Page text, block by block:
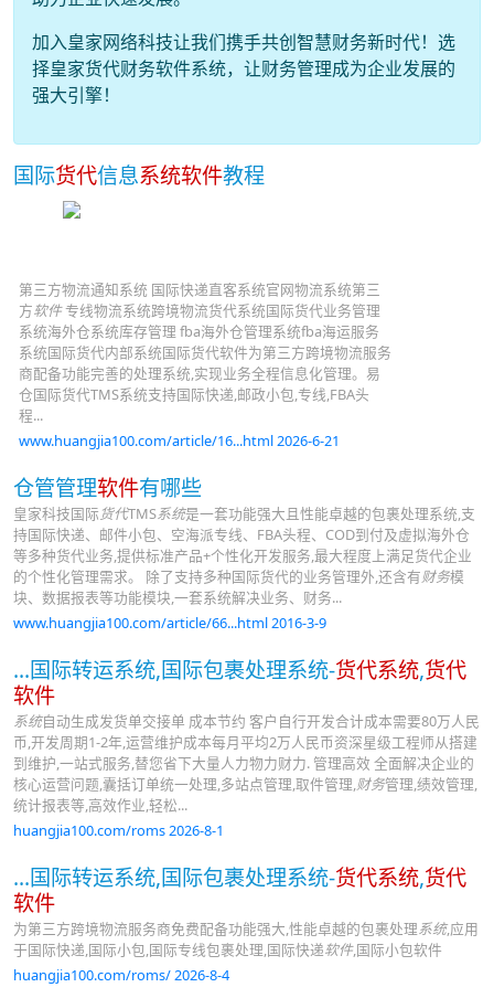
加入皇家网络科技让我们携手共创智慧财务新时代！选
择皇家货代财务软件系统，让财务管理成为企业发展的
强大引擎！
国际货代信息系统软件教程
第三方物流通知系统 国际快递直客系统官网物流系统第三
方软件专线物流系统跨境物流货代系统国际货代业务管理
系统海外仓系统库存管理 fba海外仓管理系统fba海运服务
系统国际货代内部系统国际货代软件为第三方跨境物流服务
商配备功能完善的处理系统,实现业务全程信息化管理。易
仓国际货代TMS系统支持国际快递,邮政小包,专线,FBA头
程...
www.huangjia100.com/article/16...html 2026-6-21
仓管管理软件有哪些
皇家科技国际 货代TMS系统是一套功能强大且性能卓越的包裹处理系统,支
持国际快递、邮件小包、空海派专线、FBA头程、COD到付及虚拟海外仓
等多种货代业务,提供标准产品+个性化开发服务,最大程度上满足货代企业
的个性化管理需求。 除了支持多种国际货代的业务管理外,还含有财务模
块、数据报表等功能模块,一套系统解决业务、财务...
www.huangjia100.com/article/66...html 2016-3-9
...国际转运系统,国际包裹处理系统-货代系统,货代
软件
系统自动生成发货单交接单 成本节约 客户自行开发合计成本需要80万人民
币,开发周期1-2年,运营维护成本每月平均2万人民币资深星级工程师从搭建
到维护,一站式服务,替您省下大量人力物力财力. 管理高效 全面解决企业的
核心运营问题,囊括订单统一处理,多站点管理,取件管理,财务管理,绩效管理,
统计报表等,高效作业,轻松...
huangjia100.com/roms 2026-8-1
...国际转运系统,国际包裹处理系统-货代系统,货代
软件
为第三方跨境物流服务商免费配备功能强大,性能卓越的包裹处理系统,应用
于国际快递,国际小包,国际专线包裹处理,国际快递软件,国际小包软件
huangjia100.com/roms/ 2026-8-4